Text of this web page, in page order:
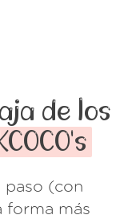
de los
paso (con
forma más